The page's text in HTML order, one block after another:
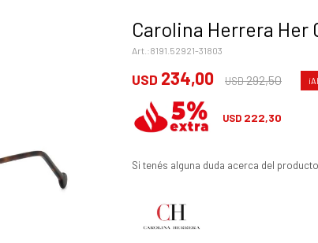
Carolina Herrera Her
8191.52921-31803
USD 234,00 USD292,50
USD 222,30
Si tenés alguna duda acerca del